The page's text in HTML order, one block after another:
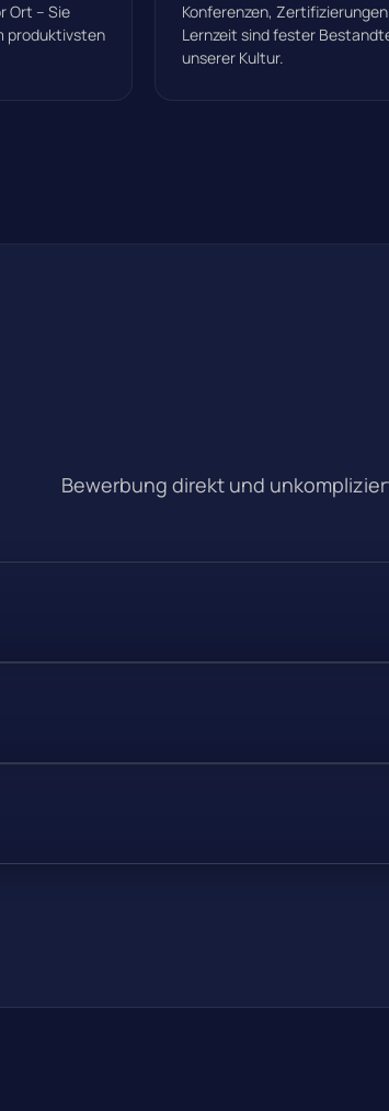
Ort – Sie
produktivsten
Konferenzen,
Lernzeit sind fester
unserer Kultur.
Bewerbung direkt und